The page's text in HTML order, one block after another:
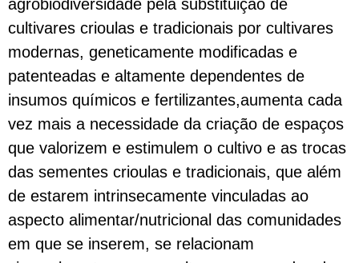
agrobiodiversidade pela substituição de
cultivares crioulas e tradicionais por cultivares
modernas, geneticamente modificadas e
patenteadas e altamente dependentes de
insumos químicos e fertilizantes,aumenta cada
vez mais a necessidade da criação de espaços
que valorizem e estimulem o cultivo e as trocas
das sementes crioulas e tradicionais, que além
de estarem intrinsecamente vinculadas ao
aspecto alimentar/nutricional das comunidades
em que se inserem, se relacionam